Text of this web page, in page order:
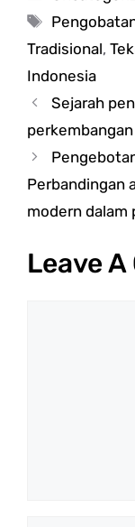
Tags
Tradisional,
Indonesia
Sejarah
Perbandingan
modern dalam
Leave